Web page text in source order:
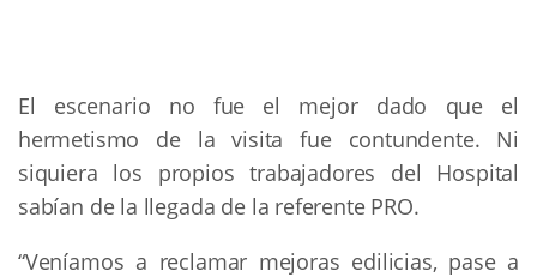
El escenario no fue el mejor dado que el
hermetismo de la visita fue contundente. Ni
siquiera los propios trabajadores del Hospital
sabían de la llegada de la referente PRO.
“Veníamos a reclamar mejoras edilicias, pase a